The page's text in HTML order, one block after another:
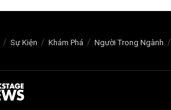
Sự Kiện Khám Phá Người Trong Ngành